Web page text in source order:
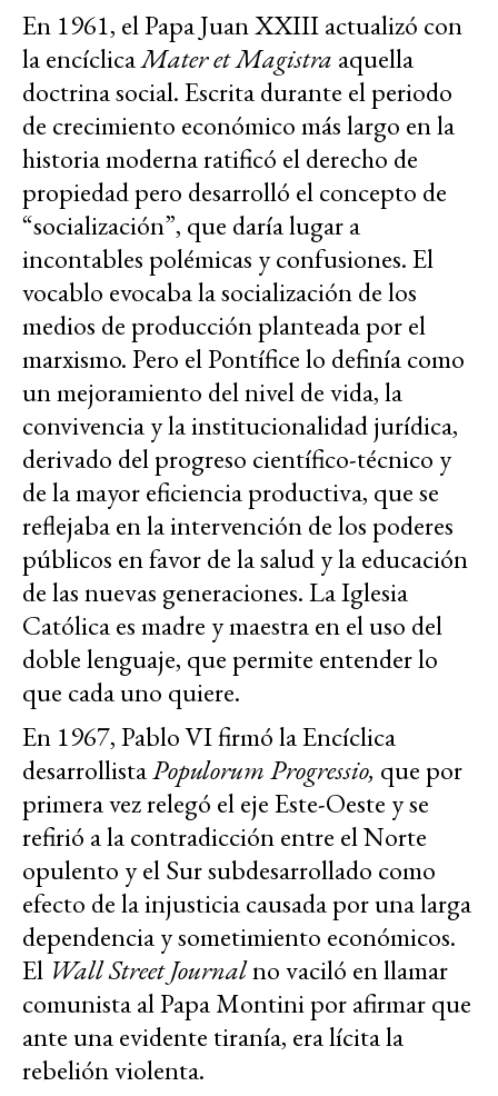
En 1961, el Papa Juan XXIII actualizó con
la encíclicaMater et Magistra aquella
doctrina social. Escrita durante el periodo
de crecimiento económico más largo en la
historia moderna ratificó el derecho de
propiedad pero desarrolló el concepto de
“socialización”, que daría lugar a
incontables polémicas y confusiones. El
vocablo evocaba la socialización de los
medios de producción planteada por el
marxismo. Pero el Pontífice lo definía como
un mejoramiento del nivel de vida, la
convivencia y la institucionalidad jurídica,
derivado del progreso científico-técnico y
de la mayor eficiencia productiva, que se
reflejaba en la intervención de los poderes
públicos en favor de la salud y la educación
de las nuevas generaciones. La Iglesia
Católica es madre y maestra en el uso del
doble lenguaje, que permite entender lo
que cada uno quiere.
En 1967, Pablo VI firmó la Encíclica
desarrollistaPopulorum Progressio, que por
primera vez relegó el eje Este-Oeste y se
refirió a la contradicción entre el Norte
opulento y el Sur subdesarrollado como
efecto de la injusticia causada por una larga
dependencia y sometimiento económicos.
El Wall Street Journalno vaciló en llamar
comunista al Papa Montini por afirmar que
ante una evidente tiranía, era lícita la
rebelión violenta.